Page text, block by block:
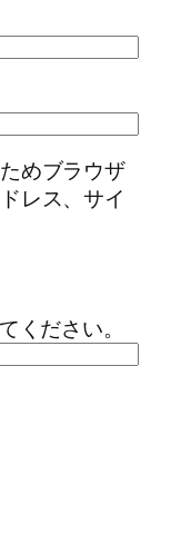
めブラウザ
レス、サイ
ください。